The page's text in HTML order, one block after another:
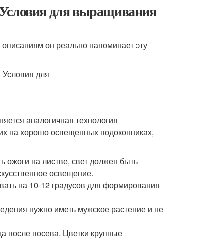
для выращивания
он реально напоминает эту
аналогичная технология
на хорошо освещенных подоконниках,
ожоги на листве, свет должен быть
освещение.
на 10-12 градусов для формирования
нужно иметь мужское растение и не
после посева. Цветки крупные